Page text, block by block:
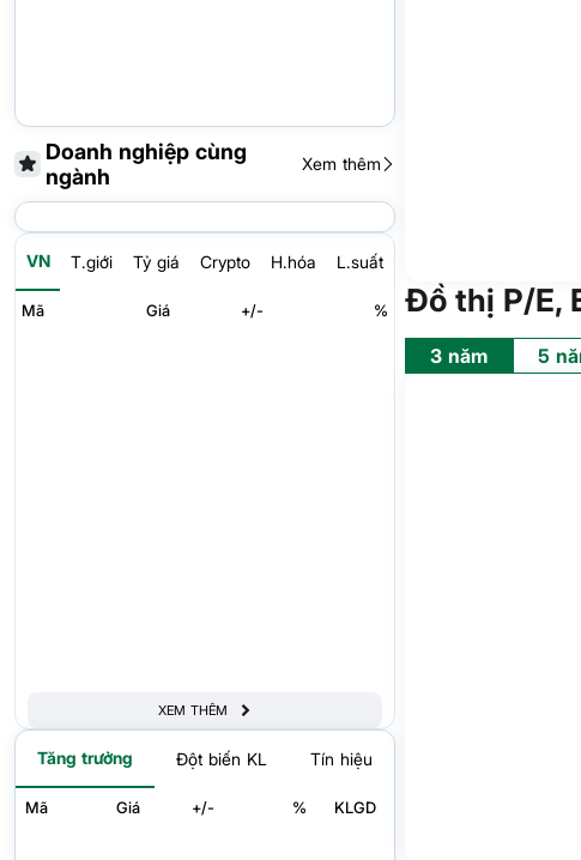
Doanh nghiệp cùng
ngành
Xem thêm
VN T.giới Tỷ giá Crypto H.hóa L.suất
Mã Giá +/- %
XEM THÊM
Tăng trưởng Đột biến KL Tín hiệu
Mã Giá +/- % KLGD
Đồ thị P/E,
3 năm 5